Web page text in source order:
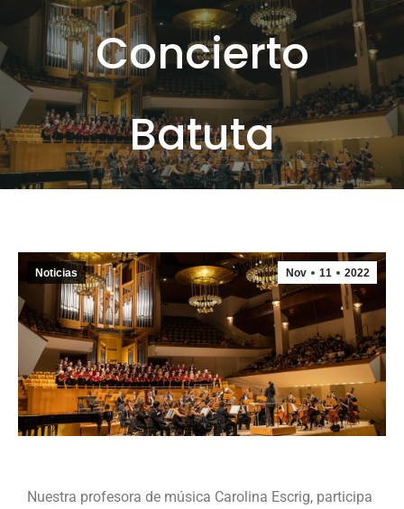
Concierto
Batuta
Nov 11 2022
Noticias
Nuestra profesora de música Carolina Escrig, participa